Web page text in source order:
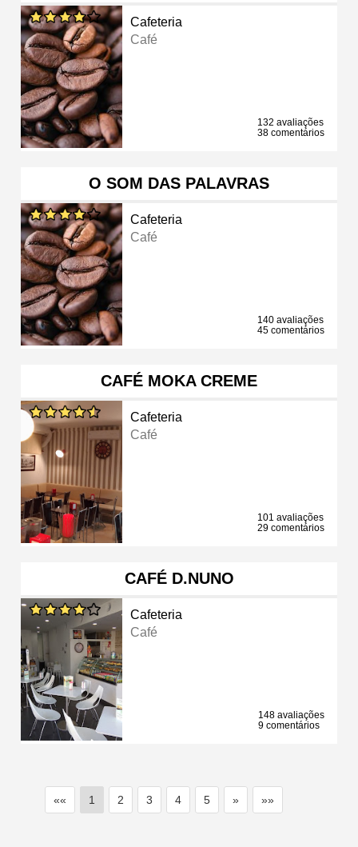
Cafeteria
Café
132 avaliações
38 comentários
O SOM DAS PALAVRAS
Cafeteria
Café
140 avaliações
45 comentários
CAFÉ MOKA CREME
Cafeteria
Café
101 avaliações
29 comentários
CAFÉ D.NUNO
Cafeteria
Café
148 avaliações
9 comentários
«« 1 2 3 4 5 » »»